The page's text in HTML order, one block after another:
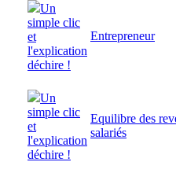
Un
simple clic
et
l'explication
déchire !
Entrepreneur
Un
simple clic
et
l'explication
déchire !
Equilibre des
salariés